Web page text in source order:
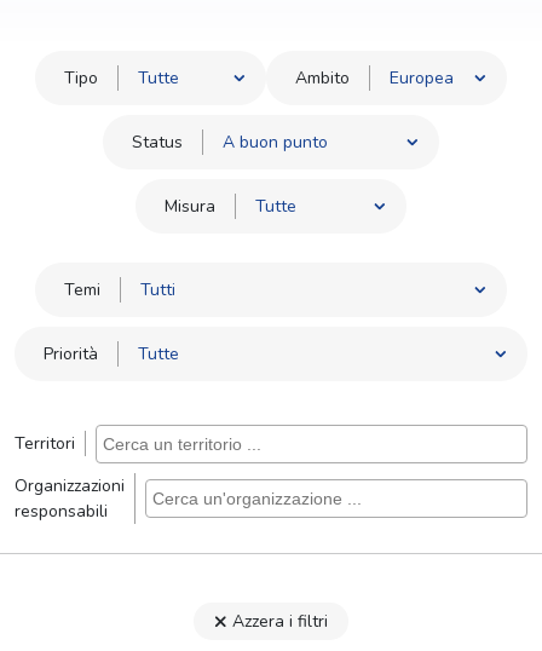
Tipo Ambito
Status
Misura
Temi
Priorità
Territori
Organizzazioni
responsabili
Azzera i filtri